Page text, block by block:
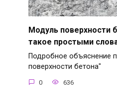
Модуль поверхности
такое простыми
Подробное объяснение
поверхности бетона"
0 636